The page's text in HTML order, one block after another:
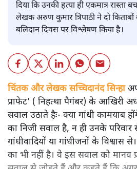
दिया कि उनकी हत्या ही एकमात्र रास्ता
लेखक अरुण कुमार त्रिपाठी ने दो किताबों
बलिदान दिवस पर विश्लेषण किया है।
चिंतक और लेखक सच्चिदानंद सिन्हा
प्राफेट’ ( निहत्था पैगंबर) के आखिरी
सवाल उठाते हैः- क्या गांधी कामयाब
का निजी सवाल है, न ही उनके
गांधीवादियों या गांधीजनों के विश्वास
का भी नहीं है। वे इस सवाल को मानव